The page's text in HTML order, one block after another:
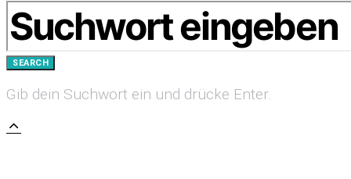
SEARCH
Gib dein Suchwort ein und drücke Enter.